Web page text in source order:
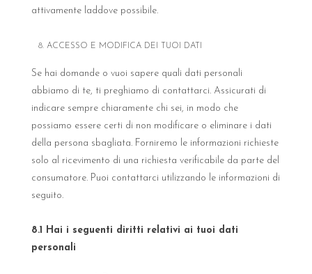
attivamente laddove possibile.
8. ACCESSO E MODIFICA DEI TUOI DATI
Se hai domande o vuoi sapere quali dati personali
abbiamo di te, ti preghiamo di contattarci. Assicurati di
indicare sempre chiaramente chi sei, in modo che
possiamo essere certi di non modificare o eliminare i dati
della persona sbagliata. Forniremo le informazioni richieste
solo al ricevimento di una richiesta verificabile da parte del
consumatore. Puoi contattarci utilizzando le informazioni di
seguito.
8.1 Hai i seguenti diritti relativi ai tuoi dati
personali